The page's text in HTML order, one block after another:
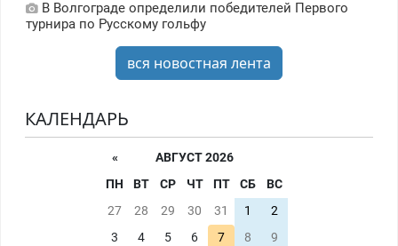
В Волгограде определили победителей Первого
турнира по Русскому гольфу
вся новостная лента
КАЛЕНДАРЬ
«
АВГУСТ 2026
ПН
ВТ СР ЧТ ПТ СБ
ВС
27
28 29 30 31 1
2
3
4 5 6 7 8
9